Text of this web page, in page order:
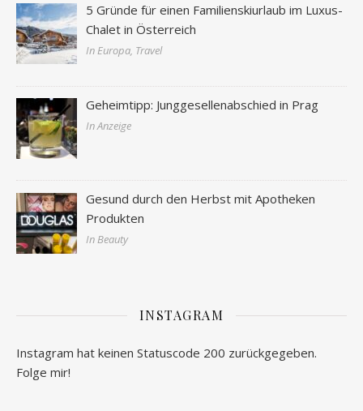
5 Gründe für einen Familienskiurlaub im Luxus-
Chalet in Österreich
In Europa, Travel
Geheimtipp: Junggesellenabschied in Prag
In Anzeige
Gesund durch den Herbst mit Apotheken
Produkten
In Beauty
INSTAGRAM
Instagram hat keinen Statuscode 200 zurückgegeben.
Folge mir!